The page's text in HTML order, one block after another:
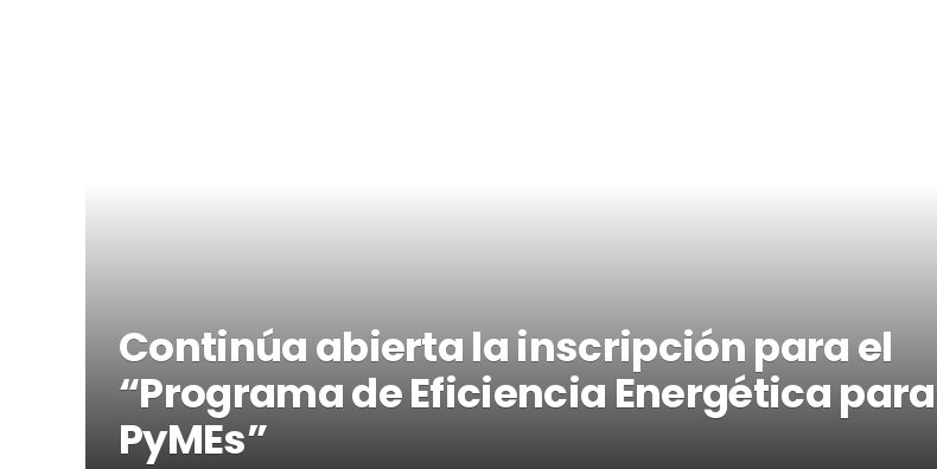
Continúa abierta la inscripción para el
“Programa de Eficiencia Energética para
PyMEs”